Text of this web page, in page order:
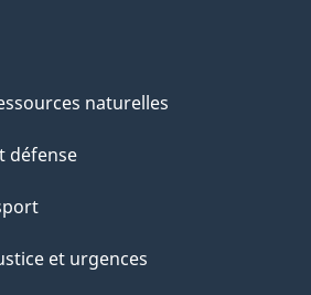
naturelles
défense
et urgences